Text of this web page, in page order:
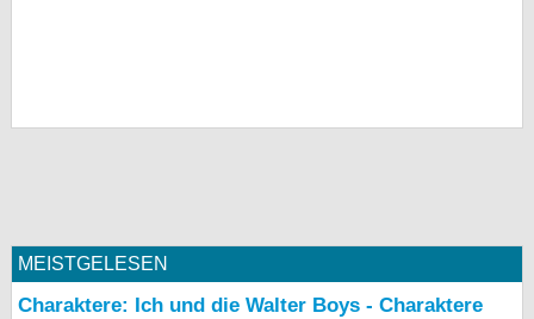
MEISTGELESEN
Charaktere: Ich und die Walter Boys - Charaktere